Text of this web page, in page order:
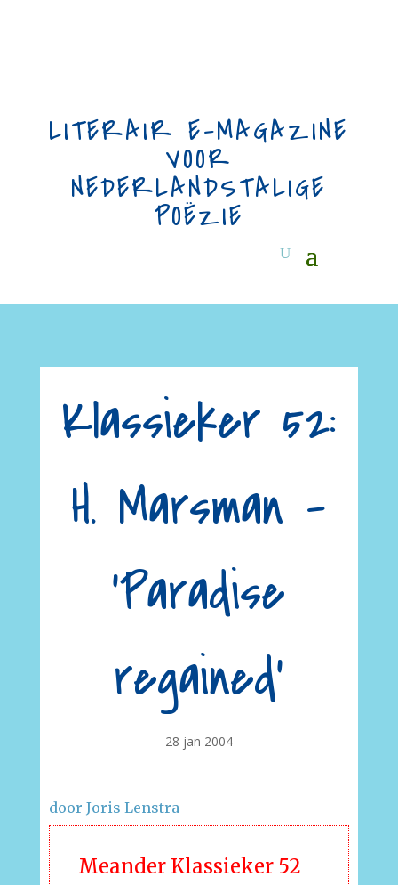
LITERAIR E-MAGAZINE
VOOR
NEDERLANDSTALIGE
POËZIE
Klassieker 52:
H. Marsman –
‘Paradise
regained’
28 jan 2004
door Joris Lenstra
Meander Klassieker 52